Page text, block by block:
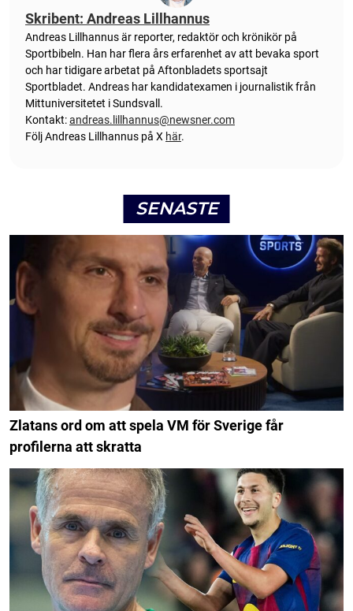
Skribent: Andreas Lillhannus
Andreas Lillhannus är reporter, redaktör och krönikör på
Sportbibeln. Han har flera års erfarenhet av att bevaka sport
och har tidigare arbetat på Aftonbladets sportsajt
Sportbladet. Andreas har kandidatexamen i journalistik från
Mittuniversitetet i Sundsvall.
Kontakt:andreas.lillhannus@newsner.com
Följ Andreas Lillhannus på X här.
SENASTE
Zlatans ord om att spela VM för Sverige får
profilerna att skratta